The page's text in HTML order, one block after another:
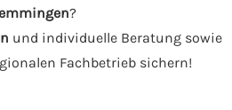
?
und individuelle Beratung sowie
Fachbetrieb sichern!